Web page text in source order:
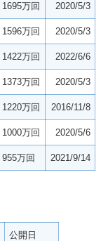
1695万回 2020/5/3
1596万回 2020/5/3
1422万回 2022/6/6
1373万回 2020/5/3
1220万回 2016/11/8
1000万回 2020/5/6
955万回 2021/9/14
公開日